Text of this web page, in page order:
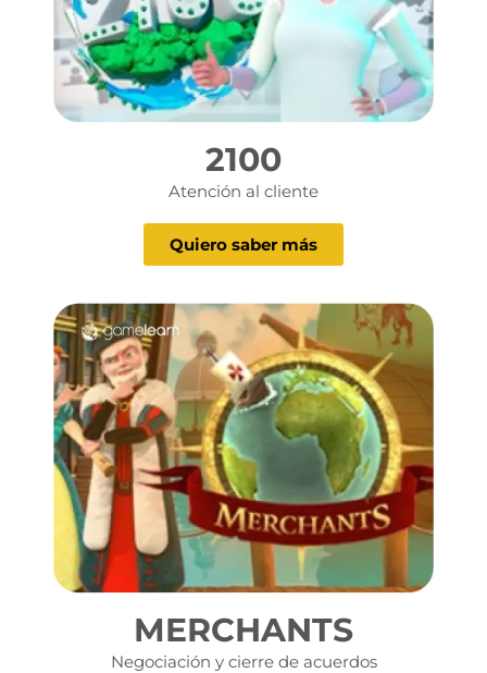
2100
Atención al cliente
Quiero saber más
MERCHANTS
Negociación y cierre de acuerdos